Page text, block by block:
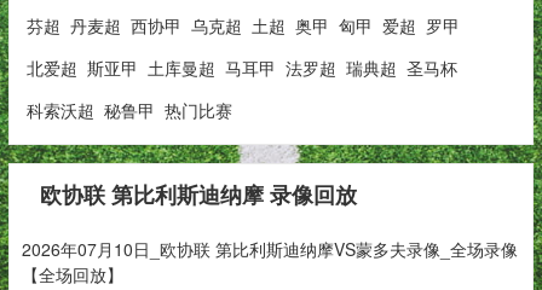
芬超 丹麦超 西协甲 乌克超 土超 奥甲 匈甲 爱超 罗甲
北爱超 斯亚甲 土库曼超 马耳甲 法罗超 瑞典超 圣马杯
科索沃超 秘鲁甲 热门比赛
欧协联 第比利斯迪纳摩 录像回放
2026年07月10日_欧协联 第比利斯迪纳摩VS蒙多夫录像_全场录像
【全场回放】